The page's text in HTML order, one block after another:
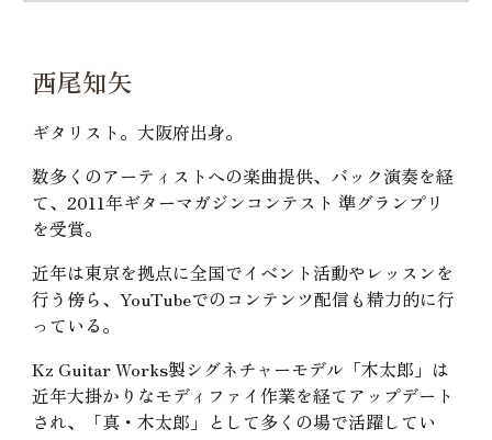
西尾知矢
ギタリスト。大阪府出身。
数多くのアーティストへの楽曲提供、バック演奏を経
て、2011年ギターマガジンコンテスト 準グランプリ
を受賞。
近年は東京を拠点に全国でイベント活動やレッスンを
行う傍ら、YouTubeでのコンテンツ配信も精力的に行
っている。
Kz Guitar Works製シグネチャーモデル「木太郎」は
近年大掛かりなモディファイ作業を経てアップデート
され、「真・木太郎」として多くの場で活躍してい